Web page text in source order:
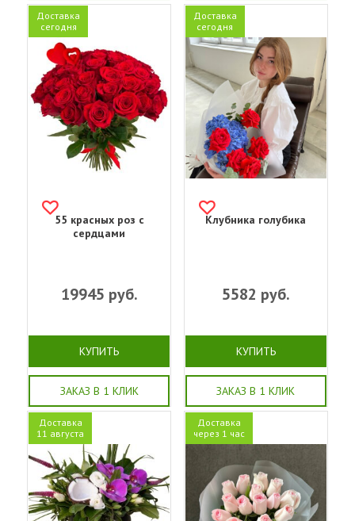
Доставка
сегодня
55 красных роз с
сердцами
19945 руб.
КУПИТЬ
ЗАКАЗ В 1 КЛИК
Доставка
сегодня
Клубника голубика
5582 руб.
КУПИТЬ
ЗАКАЗ В 1 КЛИК
Доставка
11 августа
Доставка
через 1 час